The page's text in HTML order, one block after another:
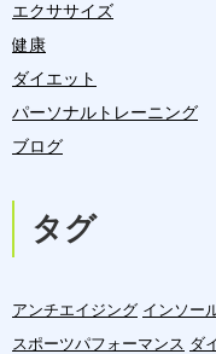
エクササイズ
健康
ダイエット
パーソナルトレーニング
ブログ
タグ
アンチエイジング インソー
スポーツパフォーマンス ダ